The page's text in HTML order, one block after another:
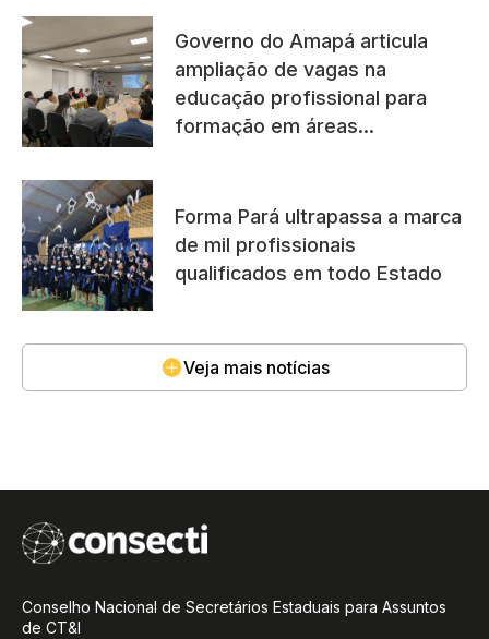
Governo do Amapá articula
ampliação de vagas na
educação profissional para
formação em áreas
Forma Pará ultrapassa a marca
de mil profissionais
qualificados em todo Estado
Veja mais notícias
Conselho Nacional de Secretários Estaduais para Assuntos
de CT&I